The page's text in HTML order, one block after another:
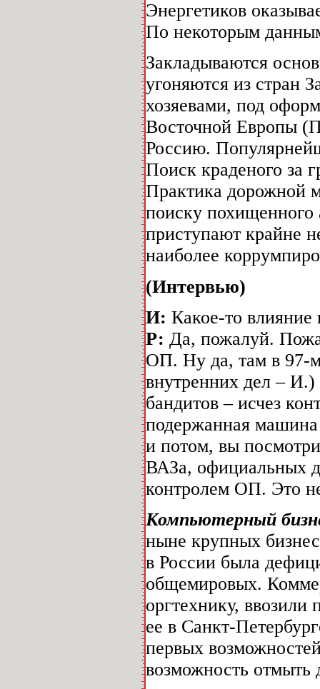
Энергетиков
По некоторым
Закладываются
угоняются из стран
хозяевами, под
Восточной Европы
Россию.
Поиск краденого за
Практика дорожной
поиску похищенного
приступают крайне
наиболее
(Интервью)
И: Какое-то
Р: Да, пожалуй.
ОП. Ну да, там в 97-
внутренних дел –
бандитов – исчез
подержанная
и потом, вы
ВАЗа, официальных
контролем ОП. Это
Компьютерный
ныне крупных
в России была
общемировых.
оргтехнику, ввозили
ее в Санкт-
первых
возможность отмыть